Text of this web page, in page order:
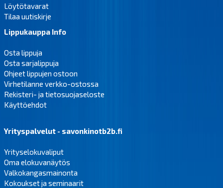
Löytötavarat
Tilaa uutiskirje
Lippukauppa Info
Osta lippuja
Osta sarjalippuja
Ohjeet lippujen ostoon
Virhetilanne verkko-ostossa
Rekisteri- ja tietosuojaseloste
Käyttöehdot
Yrityspalvelut - savonkinotb2b.fi
Yrityselokuvaliput
Oma elokuvanäytös
Valkokangasmainonta
Kokoukset ja seminaarit